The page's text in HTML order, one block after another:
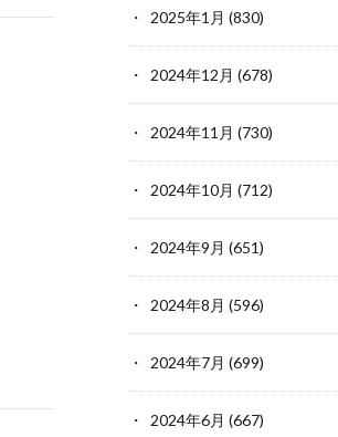
2025年1月 (830)
2024年12月 (678)
2024年11月 (730)
2024年10月 (712)
2024年9月 (651)
2024年8月 (596)
2024年7月 (699)
2024年6月 (667)